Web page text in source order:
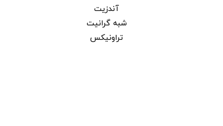
آندزیت
شبه گرانیت
تراونیکس